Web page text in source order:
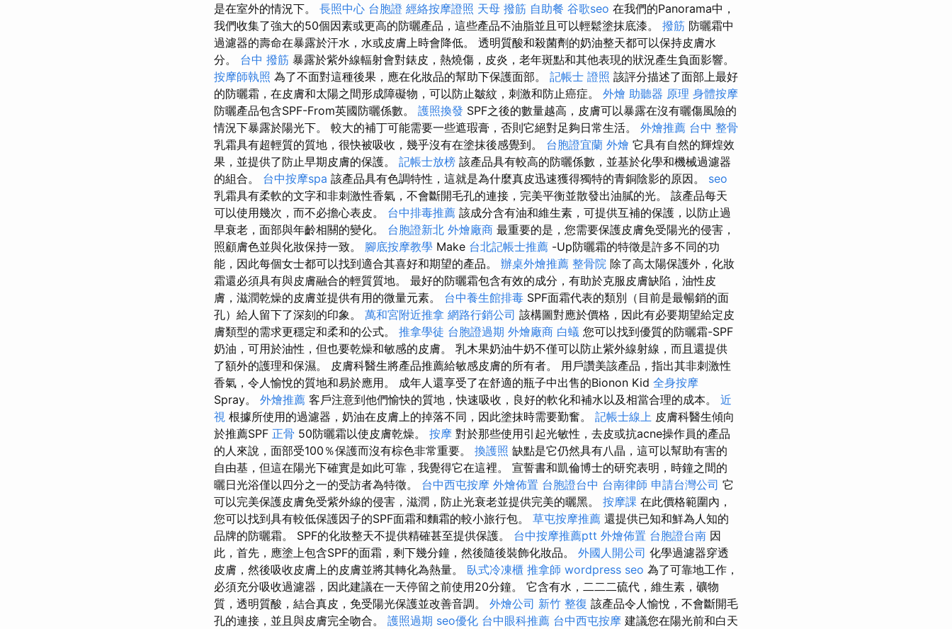
是在室外的情況下。 長照中心 台胞證 經絡按摩證照 天母 撥筋 自助餐 谷歌seo 在我們的Panorama中，
我們收集了強大的50個因素或更高的防曬產品，這些產品不油脂並且可以輕鬆塗抹底漆。 撥筋 防曬霜中
過濾器的壽命在暴露於汗水，水或皮膚上時會降低。 透明質酸和殺菌劑的奶油整天都可以保持皮膚水
分。 台中 撥筋 暴露於紫外線輻射會對錶皮，熱燒傷，皮炎，老年斑點和其他表現的狀況產生負面影響。
按摩師執照 為了不面對這種後果，應在化妝品的幫助下保護面部。 記帳士 證照 該評分描述了面部上最好
的防曬霜，在皮膚和太陽之間形成障礙物，可以防止皺紋，刺激和防止癌症。 外燴 助聽器 原理 身體按摩
防曬產品包含SPF-From英國防曬係數。 護照換發 SPF之後的數量越高，皮膚可以暴露在沒有曬傷風險的
情況下暴露於陽光下。 較大的補丁可能需要一些遮瑕膏，否則它絕對足夠日常生活。 外燴推薦 台中 整骨
乳霜具有超輕質的質地，很快被吸收，幾乎沒有在塗抹後感覺到。 台胞證宜蘭 外燴 它具有自然的輝煌效
果，並提供了防止早期皮膚的保護。 記帳士放榜 該產品具有較高的防曬係數，並基於化學和機械過濾器
的組合。 台中按摩spa 該產品具有色調特性，這就是為什麼真皮迅速獲得獨特的青銅陰影的原因。 seo
乳霜具有柔軟的文字和非刺激性香氣，不會斷開毛孔的連接，完美平衡並散發出油膩的光。 該產品每天
可以使用幾次，而不必擔心表皮。 台中排毒推薦 該成分含有油和維生素，可提供互補的保護，以防止過
早衰老，面部與年齡相關的變化。 台胞證新北 外燴廠商 最重要的是，您需要保護皮膚免受陽光的侵害，
照顧膚色並與化妝保持一致。 腳底按摩教學 Make 台北記帳士推薦 -Up防曬霜的特徵是許多不同的功
能，因此每個女士都可以找到適合其喜好和期望的產品。 辦桌外燴推薦 整骨院 除了高太陽保護外，化妝
霜還必須具有與皮膚融合的輕質質地。 最好的防曬霜包含有效的成分，有助於克服皮膚缺陷，油性皮
膚，滋潤乾燥的皮膚並提供有用的微量元素。 台中養生館排毒 SPF面霜代表的類別（目前是最暢銷的面
孔）給人留下了深刻的印象。 萬和宮附近推拿 網路行銷公司 該構圖對應於價格，因此有必要期望給定皮
膚類型的需求更穩定和柔和的公式。 推拿學徒 台胞證過期 外燴廠商 白蟻 您可以找到優質的防曬霜-SPF
奶油，可用於油性，但也要乾燥和敏感的皮膚。 乳木果奶油牛奶不僅可以防止紫外線射線，而且還提供
了額外的護理和保濕。 皮膚科醫生將產品推薦給敏感皮膚的所有者。 用戶讚美該產品，指出其非刺激性
香氣，令人愉悅的質地和易於應用。 成年人還享受了在舒適的瓶子中出售的Bionon Kid 全身按摩
Spray。 外燴推薦 客戶注意到他們愉快的質地，快速吸收，良好的軟化和補水以及相當合理的成本。 近
視 根據所使用的過濾器，奶油在皮膚上的掉落不同，因此塗抹時需要勤奮。 記帳士線上 皮膚科醫生傾向
於推薦SPF 正骨 50防曬霜以使皮膚乾燥。 按摩 對於那些使用引起光敏性，去皮或抗acne操作員的產品
的人來說，面部受100％保護而沒有棕色非常重要。 換護照 缺點是它仍然具有八晶，這可以幫助有害的
自由基，但這在陽光下確實是如此可靠，我覺得它在這裡。 宣誓書和凱倫博士的研究表明，時鐘之間的
曬日光浴僅以四分之一的受訪者為特徵。 台中西屯按摩 外燴佈置 台胞證台中 台南律師 申請台灣公司 它
可以完美保護皮膚免受紫外線的侵害，滋潤，防止光衰老並提供完美的曬黑。 按摩課 在此價格範圍內，
您可以找到具有較低保護因子的SPF面霜和麵霜的較小旅行包。 草屯按摩推薦 還提供已知和鮮為人知的
品牌的防曬霜。 SPF的化妝整天不提供精確甚至提供保護。 台中按摩推薦ptt 外燴佈置 台胞證台南 因
此，首先，應塗上包含SPF的面霜，剩下幾分鐘，然後隨後裝飾化妝品。 外國人開公司 化學過濾器穿透
皮膚，然後吸收皮膚上的皮膚並將其轉化為熱量。 臥式冷凍櫃 推拿師 wordpress seo 為了可靠地工作，
必須充分吸收過濾器，因此建議在一天停留之前使用20分鐘。 它含有水，二二二硫代，維生素，礦物
質，透明質酸，結合真皮，免受陽光保護並改善音調。 外燴公司 新竹 整復 該產品令人愉悅，不會斷開毛
孔的連接，並且與皮膚完全吻合。 護照過期 seo優化 台中眼科推薦 台中西屯按摩 建議您在陽光前和白天